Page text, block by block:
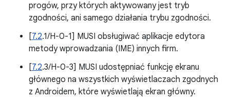
progów, przy których aktywowany jest tryb
zgodności, ani samego działania trybu zgodności.
[7.2.1/H-0-1] MUSI obsługiwać aplikacje edytora
metody wprowadzania (IME) innych firm.
[7.2.3/H-0-3] MUSI udostępniać funkcję ekranu
głównego na wszystkich wyświetlaczach zgodnych
z Androidem, które wyświetlają ekran główny.